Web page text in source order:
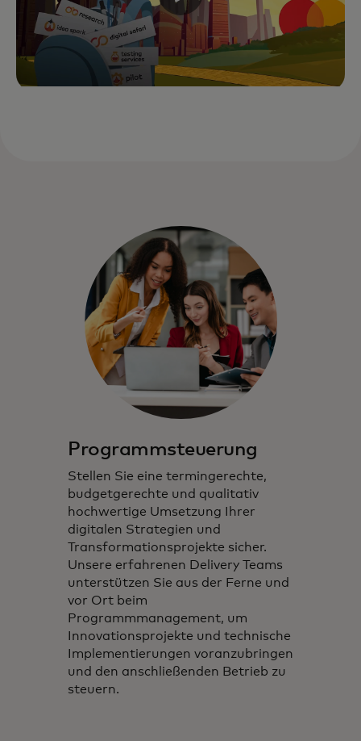
Programmsteuerung
Stellen Sie eine termingerechte,
budgetgerechte und qualitativ
hochwertige Umsetzung Ihrer
digitalen Strategien und
Transformationsprojekte sicher.
Unsere erfahrenen Delivery Teams
unterstützen Sie aus der Ferne und
vor Ort beim
Programmmanagement, um
Innovationsprojekte und technische
Implementierungen voranzubringen
und den anschließenden Betrieb zu
steuern.